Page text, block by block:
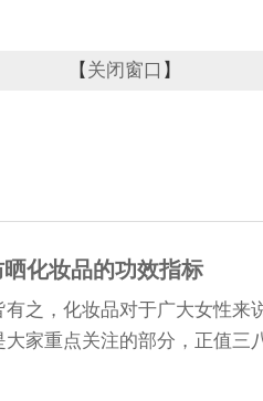
【 关闭窗口 】
化妆品的功效指标
有之，化妆品对于广大女性来
大家重点关注的部分，正值三